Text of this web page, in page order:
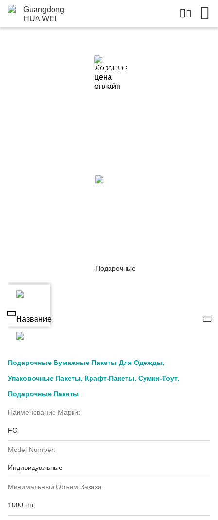
Подробная Информация О
Продукции
Подарочные Бумажные Пакеты Для Одежды,
Упаковочные Пакеты, Крафт-Пакеты, Сумки-Тоут,
Подарочные Пакеты
Наименование Марки:
FC
Model Number:
Индивидуальные
Минимальный Объем Заказа:
1000 шт.